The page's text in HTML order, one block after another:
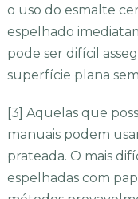
o uso do esmalte
espelhado
pode ser difícil
superfície plana
[3] Aquelas que
manuais podem
prateada. O mais
espelhadas com